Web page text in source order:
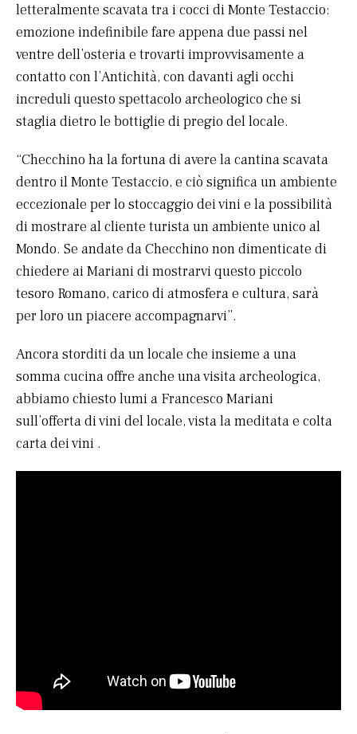
letteralmente scavata tra i cocci di Monte Testaccio:
emozione indefinibile fare appena due passi nel
ventre dell’osteria e trovarti improvvisamente a
contatto con l’Antichità, con davanti agli occhi
increduli questo spettacolo archeologico che si
staglia dietro le bottiglie di pregio del locale.
“Checchino ha la fortuna di avere la cantina scavata
dentro il Monte Testaccio, e ciò significa un ambiente
eccezionale per lo stoccaggio dei vini e la possibilità
di mostrare al cliente turista un ambiente unico al
Mondo. Se andate da Checchino non dimenticate di
chiedere ai Mariani di mostrarvi questo piccolo
tesoro Romano, carico di atmosfera e cultura, sarà
per loro un piacere accompagnarvi”.
Ancora storditi da un locale che insieme a una
somma cucina offre anche una visita archeologica,
abbiamo chiesto lumi a Francesco Mariani
sull’offerta di vini del locale, vista la meditata e colta
carta dei vini .